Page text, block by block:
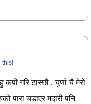
this!
गरि टास्छौ , चुर्णा चै मेरो
पारा चडाएर मदारी पनि